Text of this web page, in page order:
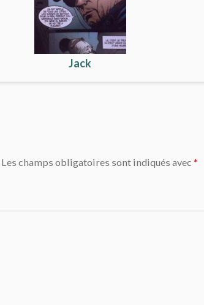
Jack
Les champs obligatoires sont indiqués avec *